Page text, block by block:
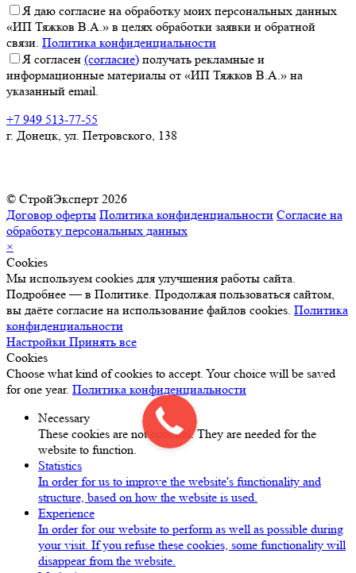
Я даю согласие на обработку моих персональных данных
«ИП Тяжков В.А.» в целях обработки заявки и обратной
связи. Политика конфиденциальности
Я согласен (согласие) получать рекламные и
информационные материалы от «ИП Тяжков В.А.» на
указанный email.
+7 949 513-77-55
г. Донецк, ул. Петровского, 138
© СтройЭксперт 2026
Договор оферты Политика конфиденциальности Согласие на
обработку персональных данных
×
Cookies
Мы используем cookies для улучшения работы сайта.
Подробнее — в Политике. Продолжая пользоваться сайтом,
вы даёте согласие на использование файлов cookies. Политика
конфиденциальности
Настройки Принять все
Cookies
Choose what kind of cookies to accept. Your choice will be saved
for one year. Политика конфиденциальности
Necessary
These cookies are not optional. They are needed for the
website to function.
Statistics
In order for us to improve the website's functionality and
structure, based on how the website is used.
Experience
In order for our website to perform as well as possible during
your visit. If you refuse these cookies, some functionality will
disappear from the website.